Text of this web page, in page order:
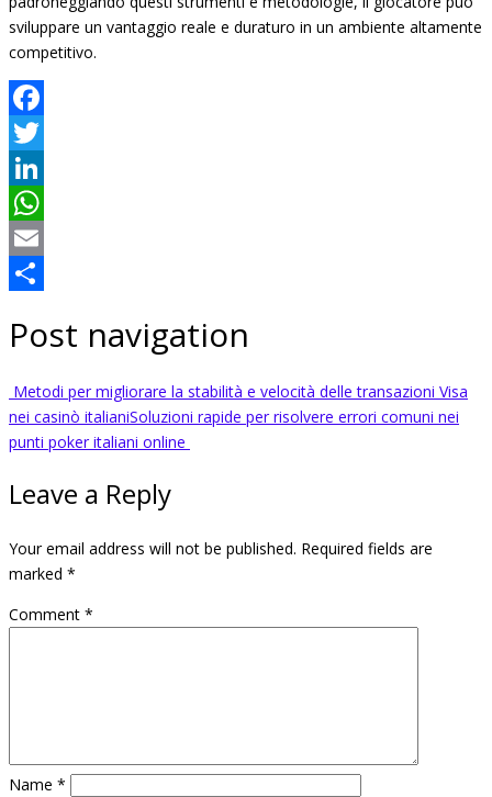
sviluppare un vantaggio reale e duraturo in un ambiente altamente
competitivo.
Facebook
Twitter
LinkedIn
WhatsApp
Email
Post navigation
Metodi per migliorare la stabilità e velocità delle transazioni Visa
nei casinò italianiSoluzioni rapide per risolvere errori comuni nei
punti poker italiani online
Leave a Reply
Your email address will not be published. Required fields are
marked *
Comment *
Name *